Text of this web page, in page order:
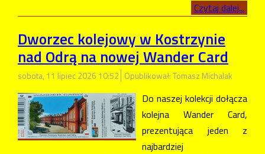
Czytaj dalej...
Dworzec kolejowy w Kostrzynie
nad Odrą na nowej Wander Card
sobota, 11 lipiec 2026 10:52 Opublikował: Tomasz Michalak
Do naszej kolekcji dołącza
kolejna Wander Card,
prezentująca jeden z
najbardziej